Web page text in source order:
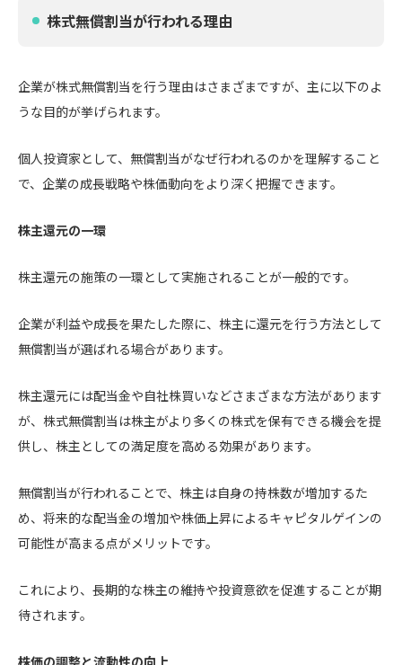
株式無償割当が行われる理由
企業が株式無償割当を行う理由はさまざまですが、主に以下のよ
うな目的が挙げられます。
個人投資家として、無償割当がなぜ行われるのかを理解すること
で、企業の成長戦略や株価動向をより深く把握できます。
株主還元の一環
株主還元の施策の一環として実施されることが一般的です。
企業が利益や成長を果たした際に、株主に還元を行う方法として
無償割当が選ばれる場合があります。
株主還元には配当金や自社株買いなどさまざまな方法があります
が、株式無償割当は株主がより多くの株式を保有できる機会を提
供し、株主としての満足度を高める効果があります。
無償割当が行われることで、株主は自身の持株数が増加するた
め、将来的な配当金の増加や株価上昇によるキャピタルゲインの
可能性が高まる点がメリットです。
これにより、長期的な株主の維持や投資意欲を促進することが期
待されます。
株価の調整と流動性の向上